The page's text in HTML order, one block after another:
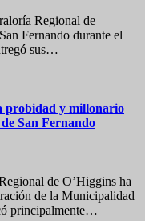
Regional de
Fernando durante el
sus…
probidad y millonario
San Fernando
de O’Higgins ha
de la Municipalidad
principalmente…